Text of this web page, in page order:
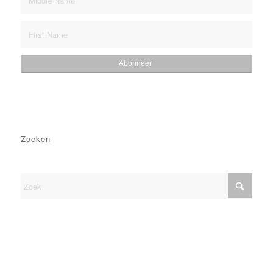
Zoeken